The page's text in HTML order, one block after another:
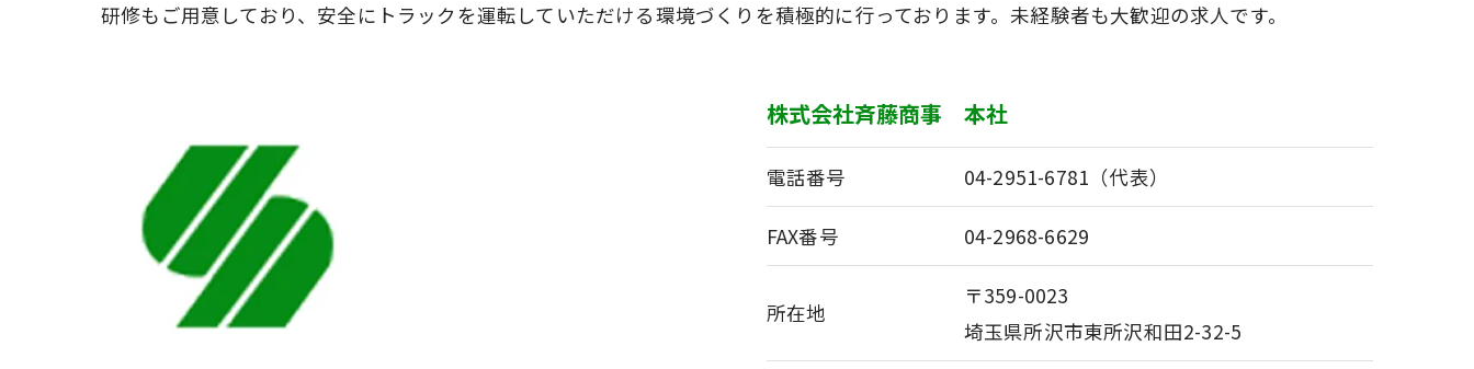
研修もご用意しており、安全にトラックを運転していただける環境づくりを積極的に行っております。未経験者も大歓迎の求人です。
株式会社斉藤商事 本社
電話番号 04-2951-6781（代表）
FAX番号 04-2968-6629
所在地
〒359-0023
埼玉県所沢市東所沢和田2-32-5